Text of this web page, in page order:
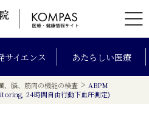
サイエンス あたらしい医療
、脳、筋肉の機能の検査 > ABPM
24時間自由行動下血圧測定)